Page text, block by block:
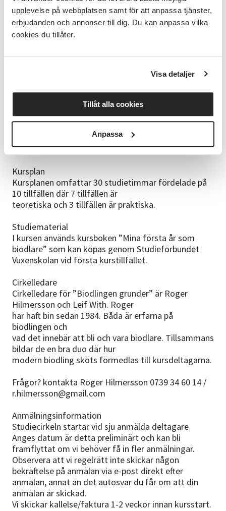
upplevelse på webbplatsen samt för att anpassa tjänster,
erbjudanden och annonser till dig. Du kan anpassa vilka
cookies du tillåter.
Visa detaljer
Tillåt alla cookies
Anpassa
De sista 4 kvällarna är av lite mer praktisk karaktär.
En av kvällarna ägnar vi åt olika
ramar, vad är bra eller dåligt kring detta, vi snickrar
även egna ramar.
vi material som vi använder
och på bikupan/bina. De två sista tillfällena jobbar vi
miniatyr och med frågor på dessa utifrån hur det kan
se ut i kuporna under ett biår.
Det brukar vara mycket roliga kvällar och många
frågor som kommer.
Kursen är ett samarbete mellan Vuxenskolan och
Hisingens biodlarförening.
Kursplan
Kursplanen omfattar 30 studietimmar fördelade på
10 tillfällen där 7 tillfällen är
teoretiska och 3 tillfällen är praktiska.
Studiematerial
I kursen används kursboken ”Mina första år som
biodlare” som kan köpas genom Studieförbundet
Vuxenskolan vid första kurstillfället.
Cirkelledare
Cirkelledare för ”Biodlingen grunder” är Roger
Hilmersson och Leif With. Roger
har haft bin sedan 1984. Båda är erfarna på
biodlingen och
vad det innebär att bli och vara biodlare. Tillsammans
bildar de en bra duo där hur
modern biodling sköts förmedlas till kursdeltagarna.
Frågor? kontakta Roger Hilmersson 0739 34 60 14 /
r.hilmersson@gmail.com
Anmälningsinformation
Studiecirkeln startar vid sju anmälda deltagare
Anges datum är detta preliminärt och kan bli
framflyttat om vi behöver få in fler anmälningar.
Observera att vi regelrätt inte skickar någon
bekräftelse på anmälan via e-post direkt efter
anmälan, annat än det autosvar du får om att din
anmälan är skickad.
Vi skickar kallelse/faktura 1-2 veckor innan kursstart.